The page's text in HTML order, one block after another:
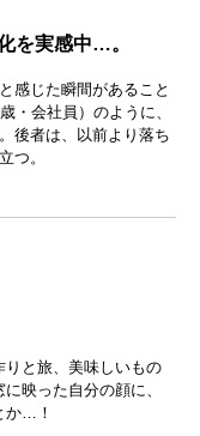
を実感中…。
感じた瞬間があること
・会社員）のように、
後者は、以前より落ち
つ。
と旅、美味しいもの
映った自分の顔に、
か…！